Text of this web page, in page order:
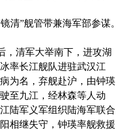
清”舰管带兼海军部参谋。
，清军大举南下，进攻湖
率长江舰队进驻武汉江
为名，弃舰赴沪，由钟瑛
至九江，经林森等人动
陆军义军组织陆海军联合
相继失守，钟瑛率舰救援